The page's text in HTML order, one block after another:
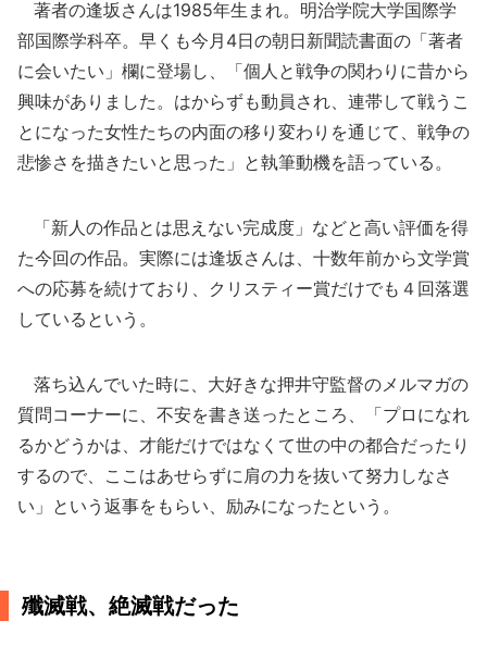
著者の逢坂さんは1985年生まれ。明治学院大学国際学
部国際学科卒。早くも今月4日の朝日新聞読書面の「著者
に会いたい」欄に登場し、「個人と戦争の関わりに昔から
興味がありました。はからずも動員され、連帯して戦うこ
とになった女性たちの内面の移り変わりを通じて、戦争の
悲惨さを描きたいと思った」と執筆動機を語っている。
「新人の作品とは思えない完成度」などと高い評価を得
た今回の作品。実際には逢坂さんは、十数年前から文学賞
への応募を続けており、クリスティー賞だけでも４回落選
しているという。
落ち込んでいた時に、大好きな押井守監督のメルマガの
質問コーナーに、不安を書き送ったところ、「プロになれ
るかどうかは、才能だけではなくて世の中の都合だったり
するので、ここはあせらずに肩の力を抜いて努力しなさ
い」という返事をもらい、励みになったという。
殲滅戦、絶滅戦だった